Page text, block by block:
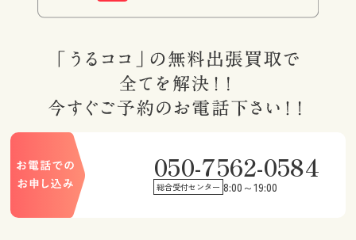
050-7562-0584
総合受付センター 8:00～19:00